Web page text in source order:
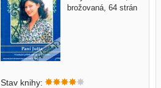
brožovaná, 64 strán
Stav knihy: